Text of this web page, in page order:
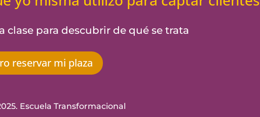
clase para descubrir de qué se trata
reservar mi plaza
Escuela Transformacional